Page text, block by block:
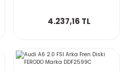
4.237,16 TL